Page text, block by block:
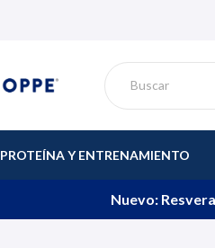
PROTEÍNA Y ENTRENAMIENTO
Nuevo: